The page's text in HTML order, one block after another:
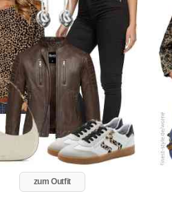
zum Outfit